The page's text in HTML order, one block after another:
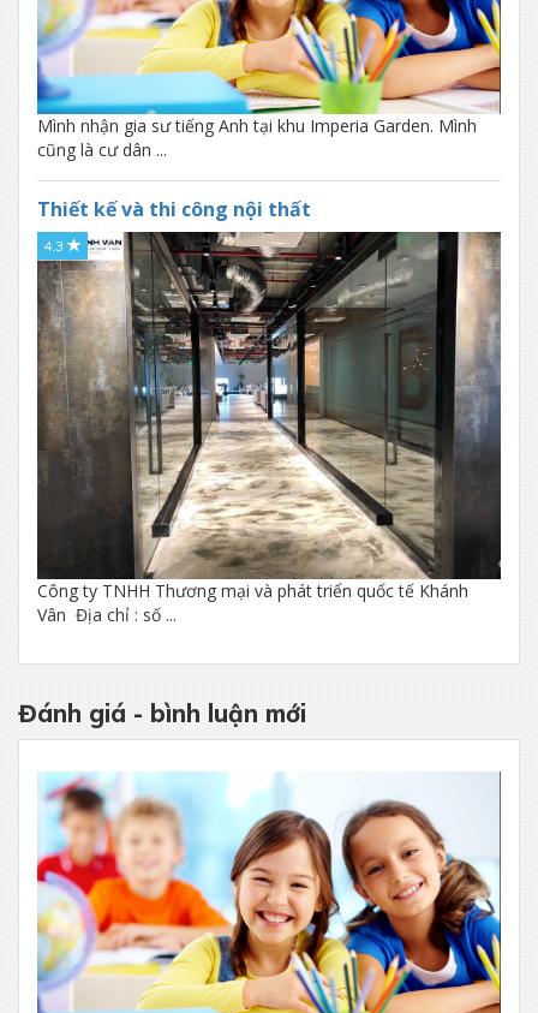
Mình nhận gia sư tiếng Anh tại khu Imperia Garden. Mình
cũng là cư dân ...
Thiết kế và thi công nội thất
4.3
Công ty TNHH Thương mại và phát triển quốc tế Khánh
Vân Địa chỉ : số ...
Đánh giá - bình luận mới